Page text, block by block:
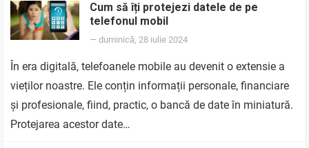
Cum să îți protejezi datele de pe
telefonul mobil
—duminică, 28 iulie 2024
În era digitală, telefoanele mobile au devenit o extensie a
vieților noastre. Ele conțin informații personale, financiare
și profesionale, fiind, practic, o bancă de date în miniatură.
Protejarea acestor date…